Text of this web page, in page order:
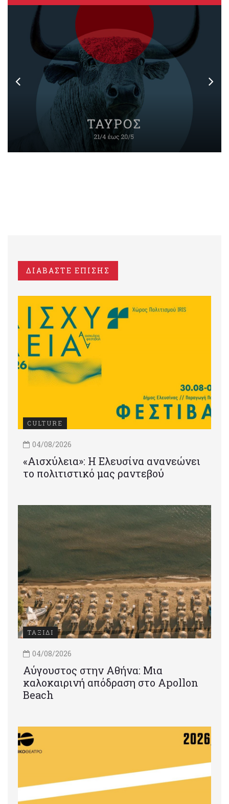
ΔΙΑΒΑΣΤΕ ΕΠΙΣΗΣ
CULTURE
04/08/2026
«Αισχύλεια»: Η Ελευσίνα ανανεώνει
το πολιτιστικό μας ραντεβού
ΤΑΞΙΔΙ
04/08/2026
Αύγουστος στην Αθήνα: Μια
καλοκαιρινή απόδραση στο Apollon
Beach